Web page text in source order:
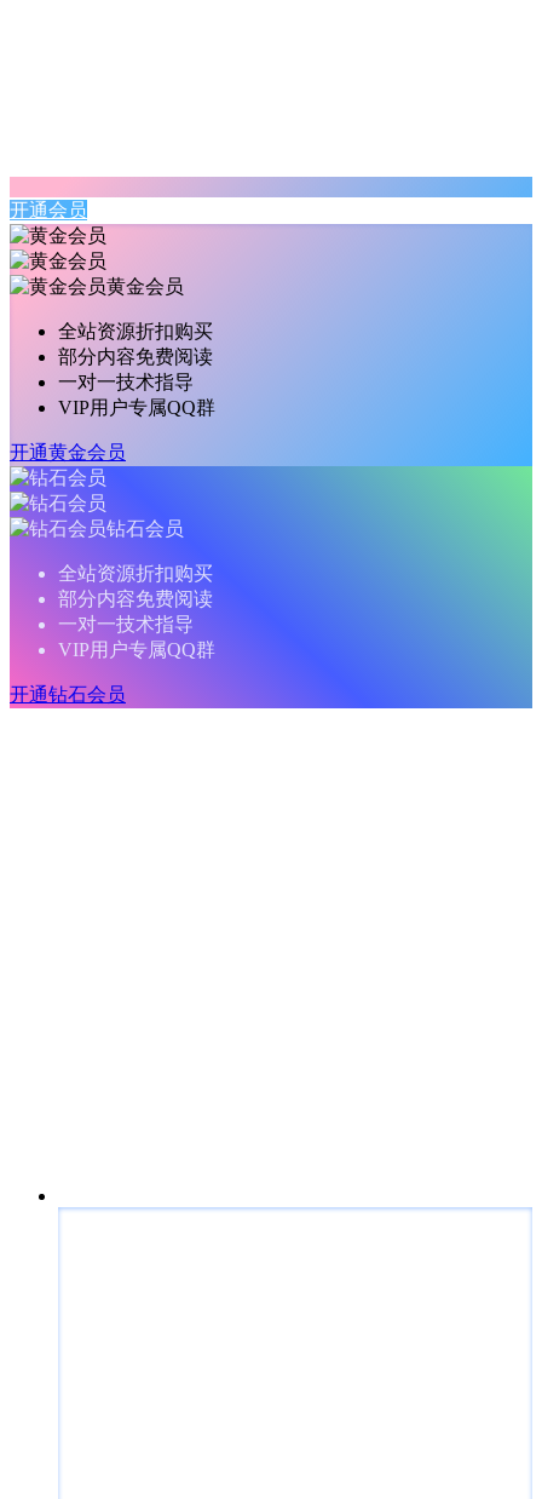
开通会员
黄金会员
全站资源折扣购买
部分内容免费阅读
一对一技术指导
VIP用户专属QQ群
开通黄金会员
钻石会员
全站资源折扣购买
部分内容免费阅读
一对一技术指导
VIP用户专属QQ群
开通钻石会员